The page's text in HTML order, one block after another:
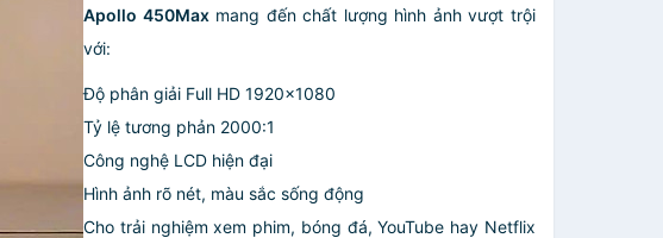
Apollo 450Maxmang đến chất lượng hình ảnh vượt trội
với:
Độ phân giải Full HD 1920x1080
Tỷ lệ tương phản 2000:1
Công nghệ LCD hiện đại
Hình ảnh rõ nét, màu sắc sống động
Cho trải nghiệm xem phim, bóng đá, YouTube hay Netflix